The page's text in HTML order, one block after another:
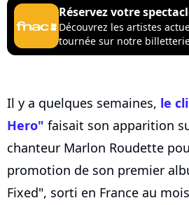
Réservez votre
Découvrez les artistes
tournée sur notre
Il y a quelques semaines, le
Hero" faisait son apparition
chanteur Marlon Roudette
promotion de son premier
Fixed", sorti en France au